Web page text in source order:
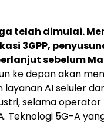
telah dimulai.
3GPP,
sebelum
ke depan akan
AI seluler
selama operator
Teknologi 5G-A